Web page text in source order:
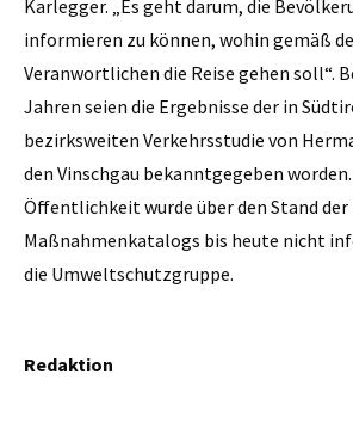
Karlegger. „Es geht darum, die
informieren zu können, wohin gemäß
Veranwortlichen die Reise gehen soll“.
Jahren seien die Ergebnisse der in
bezirksweiten Verkehrsstudie von
den Vinschgau bekanntgegeben worden.
Öffentlichkeit wurde über den Stand der
Maßnahmenkatalogs bis heute nicht
die Umweltschutzgruppe.
Redaktion